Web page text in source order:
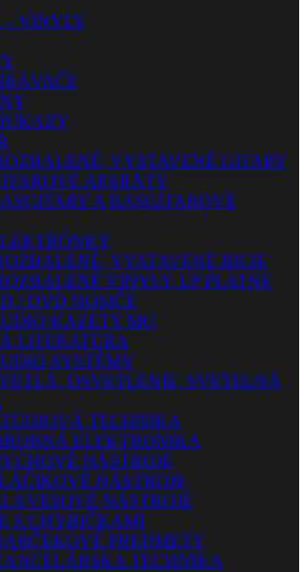
– VINYLY
VYSTAVENÉ GITARY
APARÁTY
A BASGITAROVÉ
VYSTAVENÉ BICIE
VINYLY, LP PLATNE
/ DVD NOSIČE
KAZETY MG
LITERATÚRA
SYSTÉMY
OSVETLENIE, SVETELNÁ
TECHNIKA
ELEKTRONIKA
NÁSTROJE
NÁSTROJE
NÁSTROJE
S CHYBIČKAMI
PREDMETY
TECHNIKA